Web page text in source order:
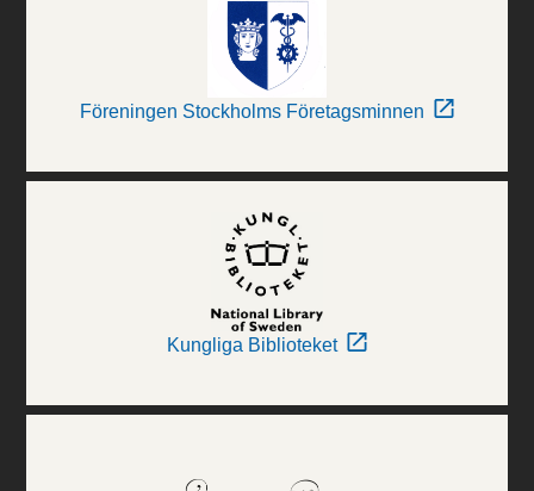
Föreningen Stockholms Företagsminnen
Kungliga Biblioteket